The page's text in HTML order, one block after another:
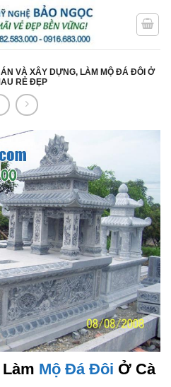
VÀ XÂY DỰNG, LÀM MỘ ĐÁ ĐÔI Ở
RẺ ĐẸP
Mộ Đá Đôi Ở Cà